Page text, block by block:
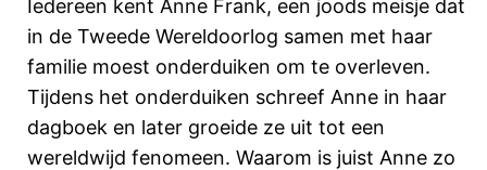
Iedereen kent Anne Frank, een joods meisje dat
in de Tweede Wereldoorlog samen met haar
familie moest onderduiken om te overleven.
Tijdens het onderduiken schreef Anne in haar
dagboek en later groeide ze uit tot een
wereldwijd fenomeen. Waarom is juist Anne zo